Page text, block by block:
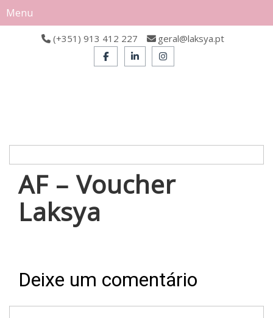
Menu
(+351) 913 412 227 geral@laksya.pt
AF – Voucher
Laksya
Deixe um comentário